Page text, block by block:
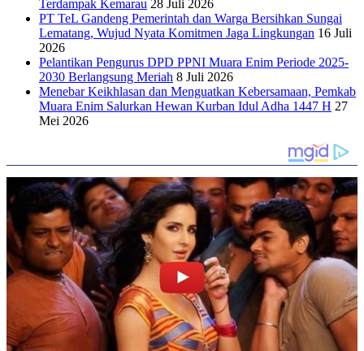
Terdampak Kemarau 28 Juli 2026
PT TeL Gandeng Pemerintah dan Warga Bersihkan Sungai
Lematang, Wujud Nyata Komitmen Jaga Lingkungan 16 Juli
2026
Pelantikan Pengurus DPD PPNI Muara Enim Periode 2025-
2030 Berlangsung Meriah 8 Juli 2026
Menebar Keikhlasan dan Menguatkan Kebersamaan, Pemkab
Muara Enim Salurkan Hewan Kurban Idul Adha 1447 H 27
Mei 2026